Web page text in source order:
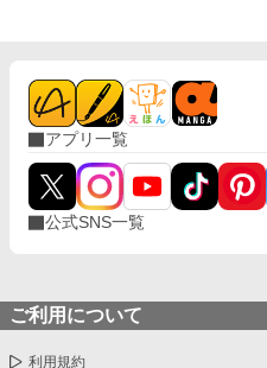
アプリ一覧
公式SNS一覧
ご利用について
利用規約